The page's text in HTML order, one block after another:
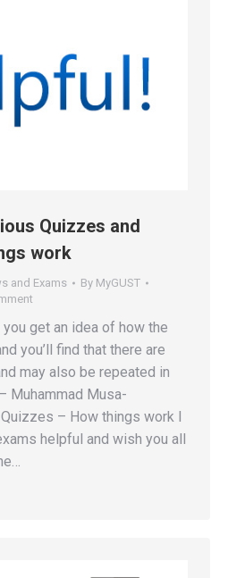
Quizzes and
work
and Exams By MyGUST
get an idea of how the
you’ll find that there are
may also be repeated in
Muhammad Musa-
– How things work I
helpful and wish you all